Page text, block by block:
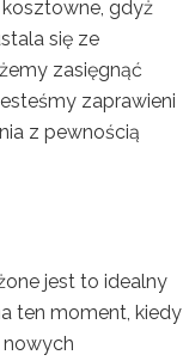
gdyż
się ze
zasięgnąć
zaprawieni
z pewnością
jest to idealny
ten moment, kiedy
nowych